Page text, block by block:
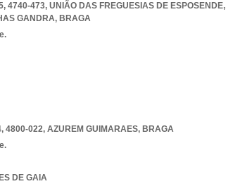
4740-473, UNIÃO DAS FREGUESIAS DE ESPOSENDE,
GANDRA, BRAGA
4800-022, AZUREM GUIMARAES, BRAGA
DE GAIA